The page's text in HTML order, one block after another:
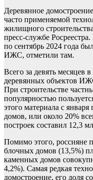
Деревянное
часто применяемой
жилищного
пресс-службе
по сентябрь 2024 года
ИЖС, отметили там.
Всего за девять месяцев
деревянных объектов
При строительстве
популярностью
этого материала с
домов, или около 20%
построек составил 12,3
Помимо этого, россияне
блочных домов (13,5%)
каменных домов
4,2%). Самая редкая
домостроение, его доля